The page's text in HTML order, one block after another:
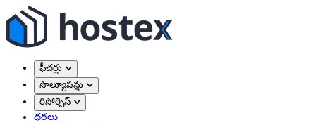
ఫీచర్లు
సొల్యూషన్లు
రిసోర్సెస్
ధరలు